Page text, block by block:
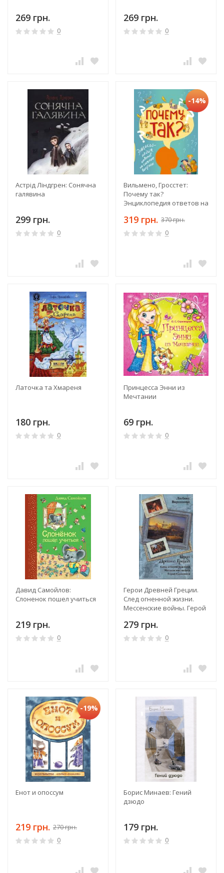
269 грн.
0
269 грн.
0
Астрід Ліндгрен: Сонячна
галявина
299 грн.
0
-14%
Вильмено, Гросстет:
Почему так?
Энциклопедия ответов на
319 грн. 370 грн.
0
Латочка та Хмареня
180 грн.
0
Принцесса Энни из
Мечтании
69 грн.
0
Давид Самойлов:
Слоненок пошел учиться
219 грн.
0
Герои Древней Греции.
След огненной жизни.
Мессенские войны. Герой
279 грн.
0
-19%
Енот и опоссум
219 грн. 270 грн.
0
Борис Минаев: Гений
дзюдо
179 грн.
0